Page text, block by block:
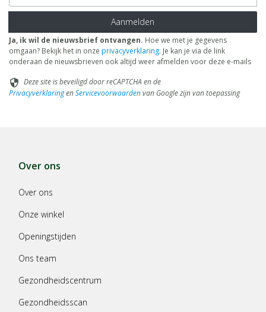
Aanmelden
Ja, ik wil de nieuwsbrief ontvangen. Hoe we met je gegevens
omgaan? Bekijk het in onze privacyverklaring. Je kan je via de link
onderaan de nieuwsbrieven ook altijd weer afmelden voor deze e-mails
security Deze site is beveiligd door reCAPTCHA en de
PrivacyverklaringenServicevoorwaardenvan Google zijn van toepassing
Over ons
Over ons
Onze winkel
Openingstijden
Ons team
Gezondheidscentrum
Gezondheidsscan